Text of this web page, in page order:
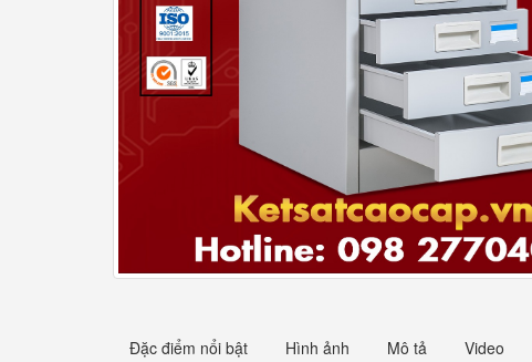
Đặc điểm nổi bật Hình ảnh Mô tả Video